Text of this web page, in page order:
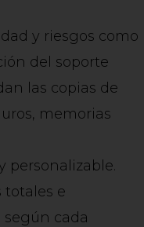
y riesgos como
del soporte
las copias de
memorias
personalizable.
totales e
cada